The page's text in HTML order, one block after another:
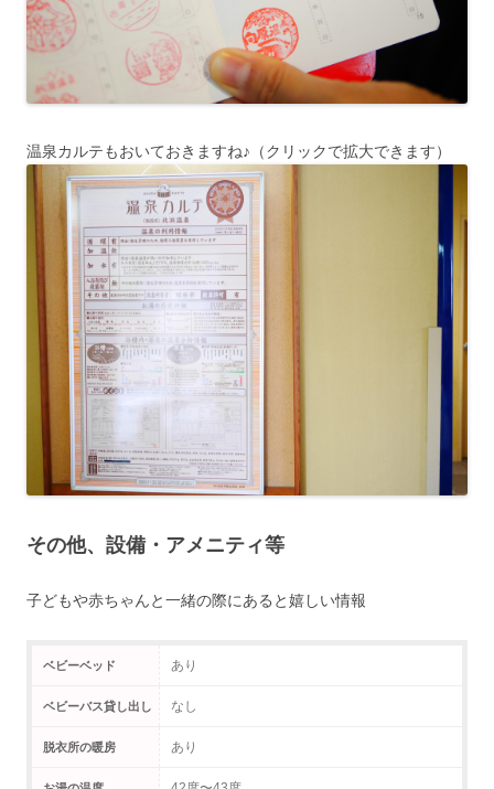
温泉カルテもおいておきますね♪（クリックで拡大できます）
その他、設備・アメニティ等
子どもや赤ちゃんと一緒の際にあると嬉しい情報
ベビーベッド あり
ベビーバス貸し出し なし
脱衣所の暖房 あり